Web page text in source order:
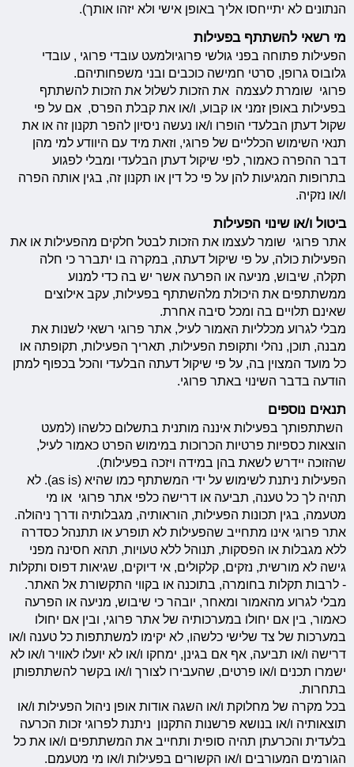
הנתונים לא יתייחסו אליך באופן אישי ולא יזהו אותך).
מי רשאי להשתתף בפעילות
הפעילות פתוחה בפני גולשי פרוגיולמעט עובדי פרוגי , עובדי
גלובוס גרופן, סרטי חמישה כוכבים ובני משפחותיהם.
פרוגי שומרת לעצמה את הזכות לשלול את הזכות להשתתף
בפעילות באופן זמני או קבוע, ו/או את קבלת הפרס, אם על פי
שקול דעתן הבלעדי הופרו ו/או נעשה ניסיון להפר תקנון זה או את
תנאי השימוש הכלליים של פרוגי, וזאת מיד עם היוודע למי מהן
דבר ההפרה כאמור, לפי שיקול דעתן הבלעדי ומבלי לפגוע
בתרופות המגיעות להן על פי כל דין או תקנון זה, בגין אותה הפרה
ו/או נזקיה.
ביטול ו/או שינוי הפעילות
אתר פרוגי שומר לעצמו את הזכות לבטל חלקים מהפעילות או את
הפעילות כולה, על פי שיקול דעתה, במקרה בו יתברר כי חלה
תקלה, שיבוש, מניעה או הפרעה אשר יש בה כדי למנוע
ממשתתפים את היכולת מלהשתתף בפעילות, עקב אילוצים
שאינם תלויים בה ומכל סיבה אחרת.
מבלי לגרוע מכלליות האמור לעיל, אתר פרוגי רשאי לשנות את
מבנה, תוכן, נהלי ותקופת הפעילות, תאריך הפעילות, תקופתה או
כל מועד המצוין בה, על פי שיקול דעתה הבלעדי והכל בכפוף למתן
הודעה בדבר השינוי באתר פרוגי.
תנאים נוספים
השתתפותך בפעילות איננה מותנית בתשלום כלשהו (למעט
הוצאות כספיות פרטיות הכרוכות במימוש הפרט כאמור לעיל,
שהזוכה יידרש לשאת בהן במידה ויזכה בפעילות).
הפעילות ניתנת לשימוש על ידי המשתתף כמו שהיא (as is). לא
תהיה לך כל טענה, תביעה או דרישה כלפי אתר פרוגי או מי
מטעמה, בגין תכונות הפעילות, הוראותיה, מגבלותיה ודרך ניהולה.
אתר פרוגי אינו מתחייב שהפעילות לא תופרע או תתנהל כסדרה
ללא מגבלות או הפסקות, תנוהל ללא טעויות, תהא חסינה מפני
גישה לא מורשית, נזקים, קלקולים, אי דיוקים, שגיאות דפוס ותקלות
- לרבות תקלות בחומרה, בתוכנה או בקווי התקשורת אל האתר.
מבלי לגרוע מהאמור ומאחר, יובהר כי שיבוש, מניעה או הפרעה
כאמור, בין אם יחולו במערכותיה של אתר פרוגי, ובין אם יחולו
במערכות של צד שלישי כלשהו, לא יקימו למשתתפות כל טענה ו/או
דרישה ו/או תביעה, אף אם בגינן, ימחקו ו/או לא יועלו לאוויר ו/או לא
ישמרו תכנים ו/או פרטים, שהעבירו לצורך ו/או בקשר להשתתפותן
בתחרות.
בכל מקרה של מחלוקת ו/או השגה אודות אופן ניהול הפעילות ו/או
תוצאותיה ו/או בנושא פרשנות התקנון ניתנת לפרוגי זכות הכרעה
בלעדית והכרעתן תהיה סופית ותחייב את המשתתפים ו/או את כל
הגורמים המעורבים ו/או הקשורים בפעילות ו/או מי מטעמם.